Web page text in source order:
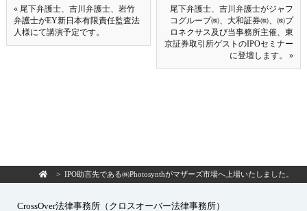
« 尾下弁護士、吉川弁護士、岩竹
弁護士がEY新日本有限責任監査法
人様にて講演予定です。
尾下弁護士、吉川弁護士がジャフ
コグループ㈱、大和証券㈱、㈱プ
ロネクサス及び当事務所主催、東
京証券取引所ゲストのIPOセミナー
に登壇します。 »
> IPO助言先である㈱Photosynthがマザーズ市場へ上場いたしました。
CrossOver法律事務所（クロスオーバー法律事務所）